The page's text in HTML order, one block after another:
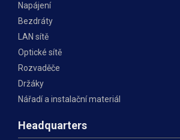
Napájení
Bezdráty
LAN sítě
Optické sítě
Rozvaděče
Držáky
Nářadí a instalační materiál
Headquarters